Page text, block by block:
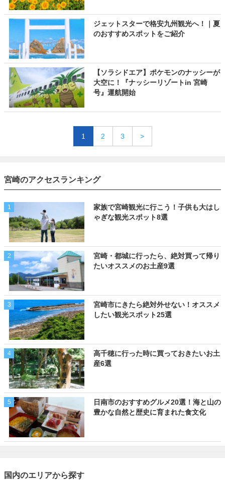
ジェットスターで格安九州観光へ！｜夏
のおすすめスポットをご紹介
【ソラシドエア】ポケモンのナッシーが
大空に！『ナッシーリゾートin 宮崎
号』運航開始
1 2 3 >
宮崎のアクセスランキング
1
家族で宮崎観光に行こう！子供も大はし
ゃぎな観光スポット8選
2
宮崎・都城に行ったら、絶対買って帰り
たいオススメのお土産9選
3
宮崎市にきたら絶対外せない！オススメ
したい観光スポット25選
4
高千穂に行った時に買っておきたいお土
産6選
5
日南市のおすすめグルメ20選！海と山の
豊かな自然と歴史に育まれた食文化
国内のエリアから探す